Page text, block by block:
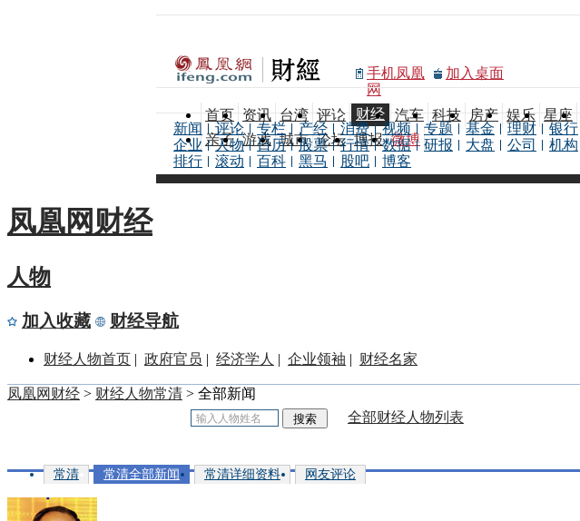
手机凤凰
网
加入桌面
首页 资讯 台湾 评论 财经 汽车 科技 房产 娱乐 星座
亲子 游戏 城市 论坛 博报 微博
新闻 评论 专栏 产经 消费 视频 专题 基金 理财 银行
企业
人物 日历 股票 行情 数据 研报 大盘 公司 机构
排行
滚动 百科 黑马 股吧 博客
凤凰网财经
人物
加入收藏 财经导航
财经人物首页 | 政府官员 | 经济学人 | 企业领袖 | 财经名家
凤凰网财经 > 财经人物常清 > 全部新闻
全部财经人物列表
常清 常清全部新闻 常清详细资料 网友评论